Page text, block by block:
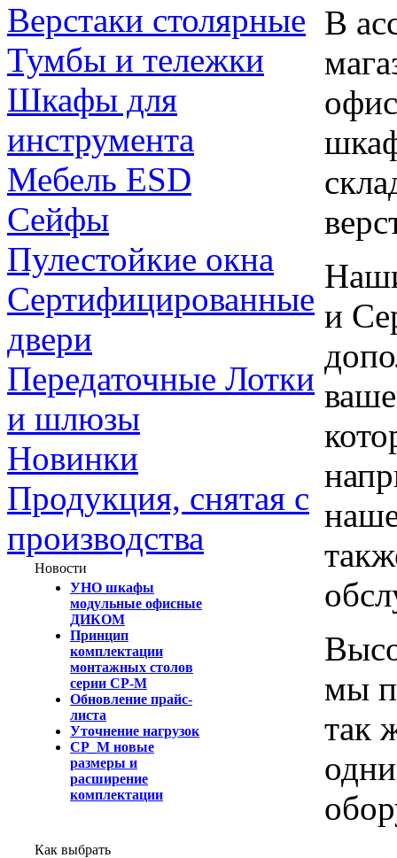
Верстаки столярные
Тумбы и тележки
Шкафы для
инструмента
Мебель ESD
Сейфы
Пулестойкие окна
Сертифицированные
двери
Передаточные Лотки
и шлюзы
Новинки
Продукция, снятая с
производства
Новости
УНО шкафы
модульные офисные
ДИКОМ
Принцип
комплектации
монтажных столов
серии СР-М
Обновление прайс-
листа
Уточнение нагрузок
СР_М новые
размеры и
расширение
комплектации
Как выбрать
В
и
мы
так